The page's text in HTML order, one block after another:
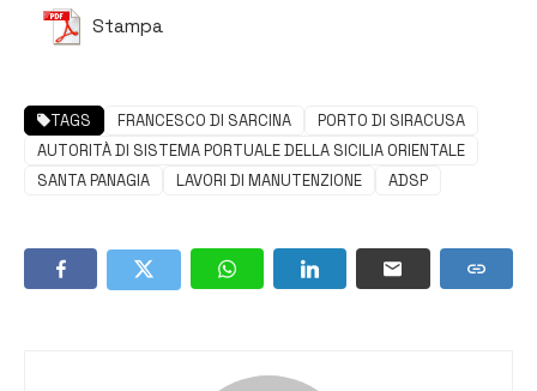
Stampa
TAGS FRANCESCO DI SARCINA
PORTO DI SIRACUSA
AUTORITÀ DI SISTEMA PORTUALE DELLA SICILIA ORIENTALE
SANTA PANAGIA
LAVORI DI MANUTENZIONE ADSP